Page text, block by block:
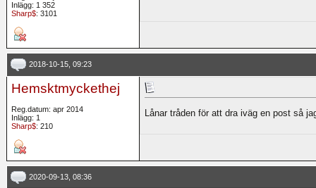
Inlägg: 1 352
Sharp$: 3101
2018-10-15, 09:23
Hemsktmyckethej
Reg.datum: apr 2014
Inlägg: 1
Sharp$: 210
Lånar tråden för att dra iväg en post så
2020-09-13, 08:36